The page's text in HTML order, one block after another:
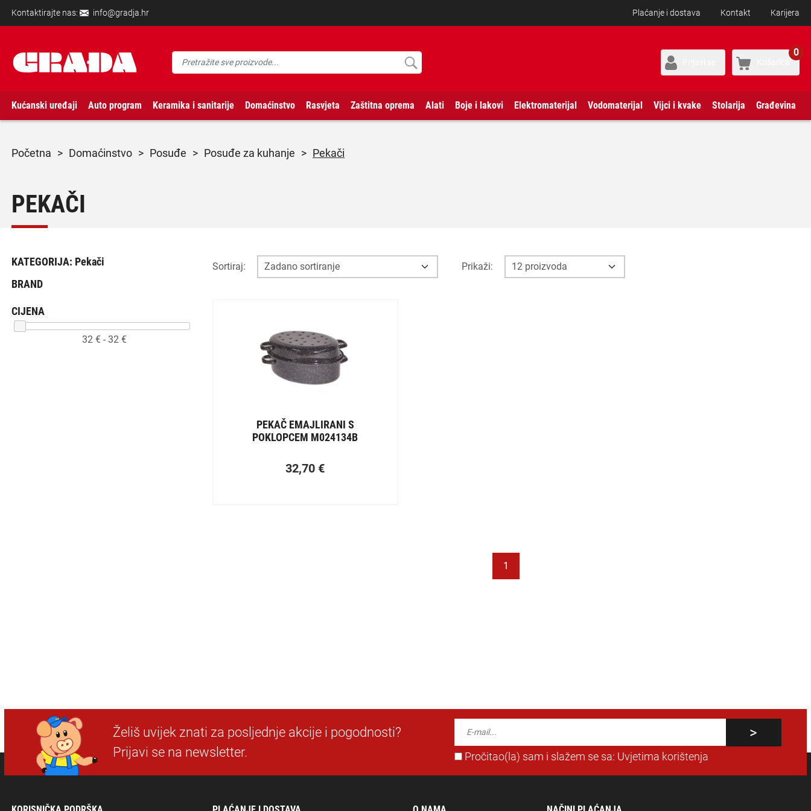
Kontaktirajte nas: info@gradja.hr Plaćanje i dostava Kontakt Karijera
0
Kućanski uređaji Auto program Keramika i sanitarije Domaćinstvo Rasvjeta Zaštitna oprema Alati Boje i lakovi Elektromaterijal Vodomaterijal Vijci i kvake Stolarija Građevina
početna > domaćinstvo > posuđe > posuđe za kuhanje > Pekači
PEKAČI
KATEGORIJA: Pekači
BRAND
CIJENA
32 € -32 €
Sortiraj: Prikaži:
PEKAČ EMAJLIRANI S
POKLOPCEM M024134B
32,70 €
1
Želiš uvijek znati za posljednje akcije i pogodnosti?
Prijavi se na newsletter.
Pročitao(la) sam i slažem se sa: Uvjetima korištenja